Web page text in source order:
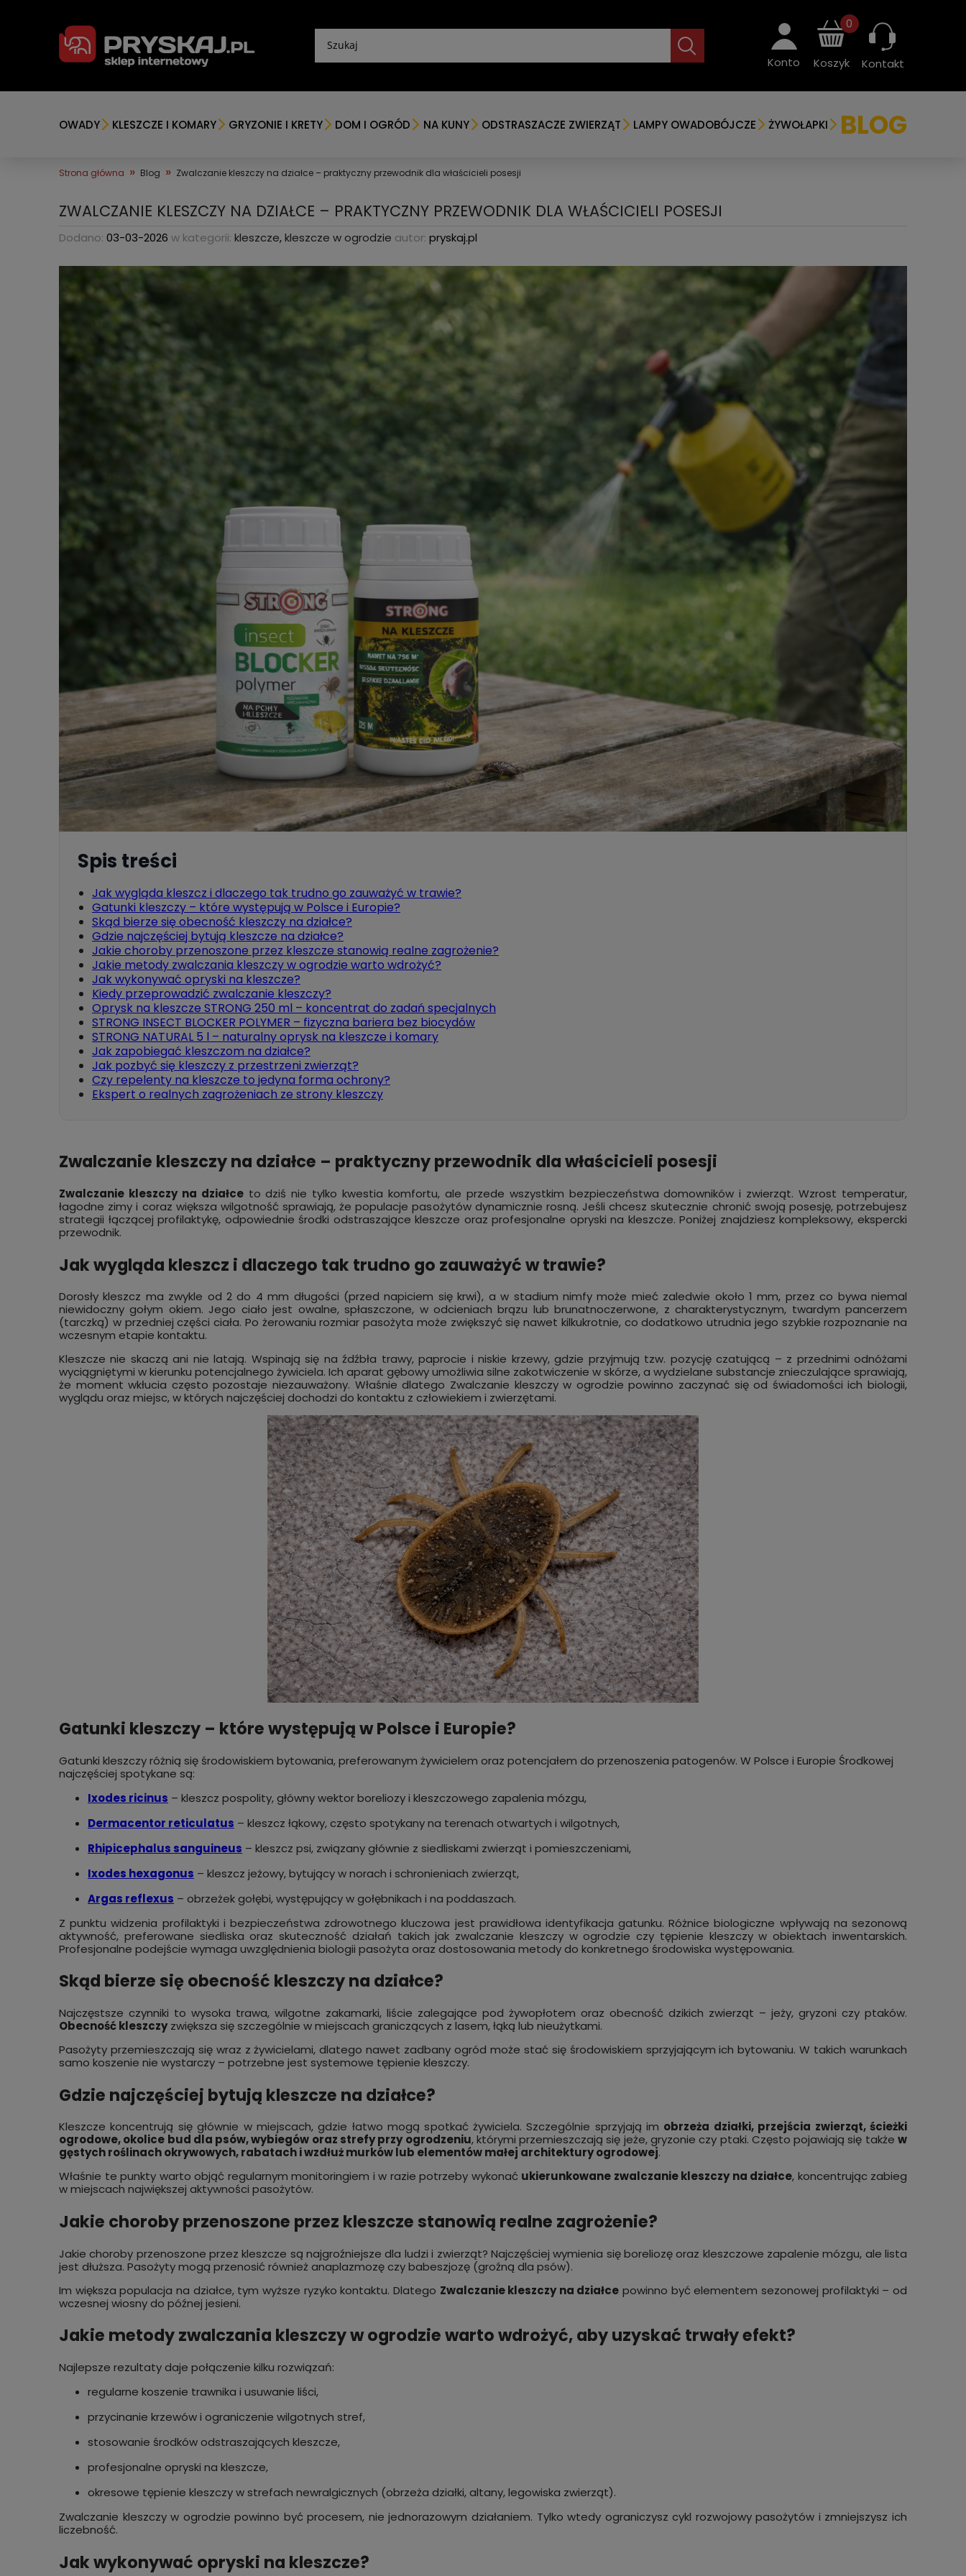
Konto Koszyk
0
Kontakt
OWADY KLESZCZE I KOMARY GRYZONIE I KRETY DOM I OGRÓD NA KUNY ODSTRASZACZE ZWIERZĄT LAMPY OWADOBÓJCZE ŻYWOŁAPKI BLOG
Strona główna » Blog » Zwalczanie kleszczy na działce – praktyczny przewodnik dla właścicieli posesji
ZWALCZANIE KLESZCZY NA DZIAŁCE – PRAKTYCZNY PRZEWODNIK DLA WŁAŚCICIELI POSESJI
Dodano: 03-03-2026 w kategorii: kleszcze,kleszcze w ogrodzie autor: pryskaj.pl
Spis treści
Jak wygląda kleszcz i dlaczego tak trudno go zauważyć w trawie?
Gatunki kleszczy – które występują w Polsce i Europie?
Skąd bierze się obecność kleszczy na działce?
Gdzie najczęściej bytują kleszcze na działce?
Jakie choroby przenoszone przez kleszcze stanowią realne zagrożenie?
Jakie metody zwalczania kleszczy w ogrodzie warto wdrożyć?
Jak wykonywać opryski na kleszcze?
Kiedy przeprowadzić zwalczanie kleszczy?
Oprysk na kleszcze STRONG 250 ml – koncentrat do zadań specjalnych
STRONG INSECT BLOCKER POLYMER – fizyczna bariera bez biocydów
STRONG NATURAL 5 l – naturalny oprysk na kleszcze i komary
Jak zapobiegać kleszczom na działce?
Jak pozbyć się kleszczy z przestrzeni zwierząt?
Czy repelenty na kleszcze to jedyna forma ochrony?
Ekspert o realnych zagrożeniach ze strony kleszczy
Zwalczanie kleszczy na działce – praktyczny przewodnik dla właścicieli posesji
Zwalczanie kleszczy na działceto dziś nie tylko kwestia komfortu, ale przede wszystkim bezpieczeństwa domowników i zwierząt. Wzrost temperatur,
łagodne zimy i coraz większa wilgotność sprawiają, że populacje pasożytów dynamicznie rosną. Jeśli chcesz skutecznie chronić swoją posesję, potrzebujesz
strategii łączącej profilaktykę, odpowiednie środki odstraszające kleszcze oraz profesjonalne opryski na kleszcze. Poniżej znajdziesz kompleksowy, ekspercki
przewodnik.
Jak wygląda kleszcz i dlaczego tak trudno go zauważyć w trawie?
Dorosły kleszcz ma zwykle od 2 do 4 mm długości (przed napiciem się krwi), a w stadium nimfy może mieć zaledwie około 1 mm, przez co bywa niemal
niewidoczny gołym okiem. Jego ciało jest owalne, spłaszczone, w odcieniach brązu lub brunatnoczerwone, z charakterystycznym, twardym pancerzem
(tarczką) w przedniej części ciała. Po żerowaniu rozmiar pasożyta może zwiększyć się nawet kilkukrotnie, co dodatkowo utrudnia jego szybkie rozpoznanie na
wczesnym etapie kontaktu.
Kleszcze nie skaczą ani nie latają. Wspinają się na źdźbła trawy, paprocie i niskie krzewy, gdzie przyjmują tzw. pozycję czatującą – z przednimi odnóżami
wyciągniętymi w kierunku potencjalnego żywiciela. Ich aparat gębowy umożliwia silne zakotwiczenie w skórze, a wydzielane substancje znieczulające sprawiają,
że moment wkłucia często pozostaje niezauważony. Właśnie dlatego Zwalczanie kleszczy w ogrodzie powinno zaczynać się od świadomości ich biologii,
wyglądu oraz miejsc, w których najczęściej dochodzi do kontaktu z człowiekiem i zwierzętami.
Gatunki kleszczy – które występują w Polsce i Europie?
Gatunki kleszczy różnią się środowiskiem bytowania, preferowanym żywicielem oraz potencjałem do przenoszenia patogenów. W Polsce i Europie Środkowej
najczęściej spotykane są:
Ixodes ricinus – kleszcz pospolity, główny wektor boreliozy i kleszczowego zapalenia mózgu,
Dermacentor reticulatus – kleszcz łąkowy, często spotykany na terenach otwartych i wilgotnych,
Rhipicephalus sanguineus – kleszcz psi, związany głównie z siedliskami zwierząt i pomieszczeniami,
Ixodes hexagonus – kleszcz jeżowy, bytujący w norach i schronieniach zwierząt,
Argas reflexus – obrzeżek gołębi, występujący w gołębnikach i na poddaszach.
Z punktu widzenia profilaktyki i bezpieczeństwa zdrowotnego kluczowa jest prawidłowa identyfikacja gatunku. Różnice biologiczne wpływają na sezonową
aktywność, preferowane siedliska oraz skuteczność działań takich jak zwalczanie kleszczy w ogrodzie czy tępienie kleszczy w obiektach inwentarskich.
Profesjonalne podejście wymaga uwzględnienia biologii pasożyta oraz dostosowania metody do konkretnego środowiska występowania.
Skąd bierze się obecność kleszczy na działce?
Najczęstsze czynniki to wysoka trawa, wilgotne zakamarki, liście zalegające pod żywopłotem oraz obecność dzikich zwierząt – jeży, gryzoni czy ptaków.
Obecność kleszczyzwiększa się szczególnie w miejscach graniczących z lasem, łąką lub nieużytkami.
Pasożyty przemieszczają się wraz z żywicielami, dlatego nawet zadbany ogród może stać się środowiskiem sprzyjającym ich bytowaniu. W takich warunkach
samo koszenie nie wystarczy – potrzebne jest systemowe tępienie kleszczy.
Gdzie najczęściej bytują kleszcze na działce?
Kleszcze koncentrują się głównie w miejscach, gdzie łatwo mogą spotkać żywiciela. Szczególnie sprzyjają im obrzeża działki, przejścia zwierząt, ścieżki
ogrodowe, okolice bud dla psów, wybiegów oraz strefy przy ogrodzeniu, którymi przemieszczają się jeże, gryzonie czy ptaki. Często pojawiają się takżew
gęstych roślinach okrywowych, rabatach i wzdłuż murków lub elementów małej architektury ogrodowej.
Właśnie te punkty warto objąć regularnym monitoringiem i w razie potrzeby wykonać ukierunkowane zwalczanie kleszczy na działce, koncentrując zabieg
w miejscach największej aktywności pasożytów.
Jakie choroby przenoszone przez kleszcze stanowią realne zagrożenie?
Jakie choroby przenoszone przez kleszcze są najgroźniejsze dla ludzi i zwierząt? Najczęściej wymienia się boreliozę oraz kleszczowe zapalenie mózgu, ale lista
jest dłuższa. Pasożyty mogą przenosić również anaplazmozę czy babeszjozę (groźną dla psów).
Im większa populacja na działce, tym wyższe ryzyko kontaktu. Dlatego Zwalczanie kleszczy na działce powinno być elementem sezonowej profilaktyki – od
wczesnej wiosny do późnej jesieni.
Jakie metody zwalczania kleszczy w ogrodzie warto wdrożyć, aby uzyskać trwały efekt?
Najlepsze rezultaty daje połączenie kilku rozwiązań:
regularne koszenie trawnika i usuwanie liści,
przycinanie krzewów i ograniczenie wilgotnych stref,
stosowanie środków odstraszających kleszcze,
profesjonalne opryski na kleszcze,
okresowe tępienie kleszczy w strefach newralgicznych (obrzeża działki, altany, legowiska zwierząt).
Zwalczanie kleszczy w ogrodzie powinno być procesem, nie jednorazowym działaniem. Tylko wtedy ograniczysz cykl rozwojowy pasożytów i zmniejszysz ich
liczebność.
Jak wykonywać opryski na kleszcze?